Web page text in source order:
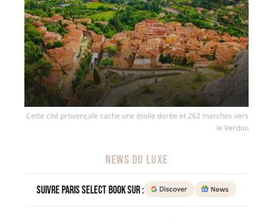
Cette cité provençale cache une étoile dorée et 262 marches vers
le Verdon
NEWS DU LUXE
Suivre Paris Select Book sur :